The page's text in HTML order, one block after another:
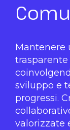
Mantenere
sviluppo e
progressi.
valorizzate